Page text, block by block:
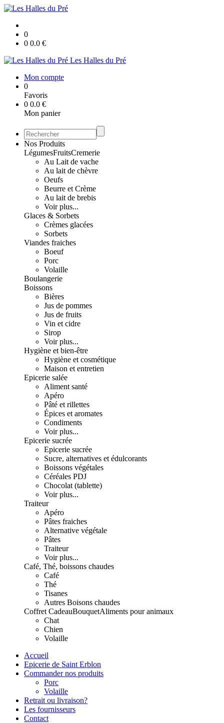
0
0 0.0 €
Les Halles du Pré
Mon compte
0
Favoris
0 0.0 €
Mon panier
Nos Produits
LégumesFruitsCremerie
Au Lait de vache
Au lait de chèvre
Oeufs
Beurre et Crème
Au lait de brebis
Voir plus...
Glaces & Sorbets
Crèmes glacées
Sorbets
Viandes fraiches
Boeuf
Porc
Volaille
Boulangerie
Boissons
Bières
Jus de pommes
Jus de fruits
Vin et cidre
Sirop
Voir plus...
Hygiène et bien-être
Hygiène et cosmétique
Maison et entretien
Epicerie salée
Aliment santé
Apéro
Pâté et rillettes
Épices et aromates
Condiments
Voir plus...
Epicerie sucrée
Epicerie sucrée
Sucre, alternatives et édulcorants
Boissons végétales
Céréales PDJ
Chocolat (tablette)
Voir plus...
Traiteur
Apéro
Pâtes fraiches
Alternative végétale
Pâtes
Traiteur
Voir plus...
Café, Thé, boissons chaudes
Café
Thé
Tisanes
Autres Boisons chaudes
Coffret CadeauBouquetAliments pour animaux
Chat
Chien
Volaille
Accueil
Epicerie de Saint Erblon
Commander nos produits
Porc
Volaille
Retrait ou livraison?
Les fournisseurs
Contact